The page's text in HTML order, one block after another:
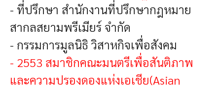
- ที่ปรึกษา สำนักงานที่ปรึกษากฎหมาย
สากลสยามพรีเมียร์ จำกัด
- กรรมการมูลนิธิ วิสาหกิจเพื่อสังคม
- 2553 สมาชิกคณะมนตรีเพื่อสันติภาพ
และความปรองดองแห่งเอเชีย(Asian